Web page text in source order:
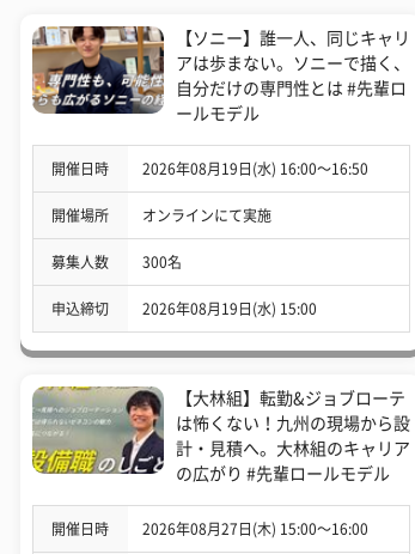
【ソニー】誰一人、同じキャリ
アは歩まない。ソニーで描く、
自分だけの専門性とは #先輩ロ
ールモデル
開催日時 2026年08月19日(水) 16:00〜16:50
開催場所 オンラインにて実施
募集人数 300名
申込締切 2026年08月19日(水) 15:00
【大林組】転勤&ジョブローテ
は怖くない！九州の現場から設
計・見積へ。大林組のキャリア
の広がり #先輩ロールモデル
開催日時 2026年08月27日(木) 15:00〜16:00